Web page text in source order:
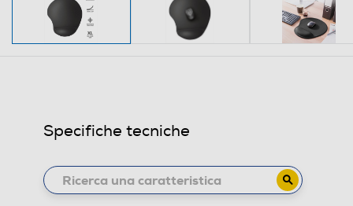
Specifiche tecniche